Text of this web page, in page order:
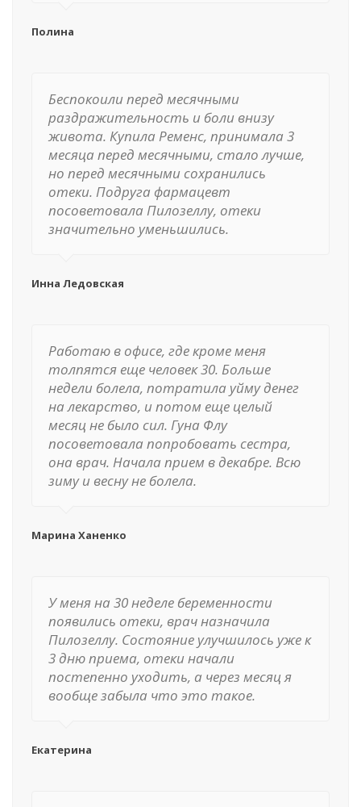
Полина
Беспокоили перед месячными
раздражительность и боли внизу
живота. Купила Ременс, принимала 3
месяца перед месячными, стало лучше,
но перед месячными сохранились
отеки. Подруга фармацевт
посоветовала Пилозеллу, отеки
значительно уменьшились.
Инна Ледовская
Работаю в офисе, где кроме меня
толпятся еще человек 30. Больше
недели болела, потратила уйму денег
на лекарство, и потом еще целый
месяц не было сил. Гуна Флу
посоветовала попробовать сестра,
она врач. Начала прием в декабре. Всю
зиму и весну не болела.
Марина Ханенко
У меня на 30 неделе беременности
появились отеки, врач назначила
Пилозеллу. Состояние улучшилось уже к
3 дню приема, отеки начали
постепенно уходить, а через месяц я
вообще забыла что это такое.
Екатерина